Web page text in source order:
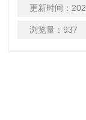
针筒的规格均可
台的转速、涂胶
更新时间：
浏览量： 937